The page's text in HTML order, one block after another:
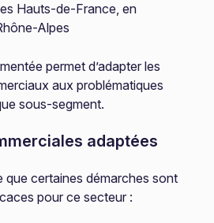
Hauts-de-France, en
Alpes
permet d’adapter les
aux problématiques
sous-segment.
adaptées
que certaines démarches sont
pour ce secteur :